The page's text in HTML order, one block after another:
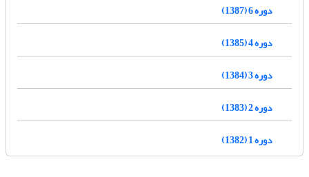
دوره 6 (1387)
دوره 4 (1385)
دوره 3 (1384)
دوره 2 (1383)
دوره 1 (1382)